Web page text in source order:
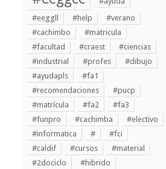
#eeggll
#help
#verano
#cachimbo
#matricula
#facultad
#craest
#ciencias
#industrial
#profes
#dibujo
#ayudapls
#fa1
#recomendaciones
#pucp
#matrícula
#fa2
#fa3
#funpro
#cachimba
#electivo
#informatica
#
#fci
#caldif
#cursos
#material
#2dociclo
#hibrido